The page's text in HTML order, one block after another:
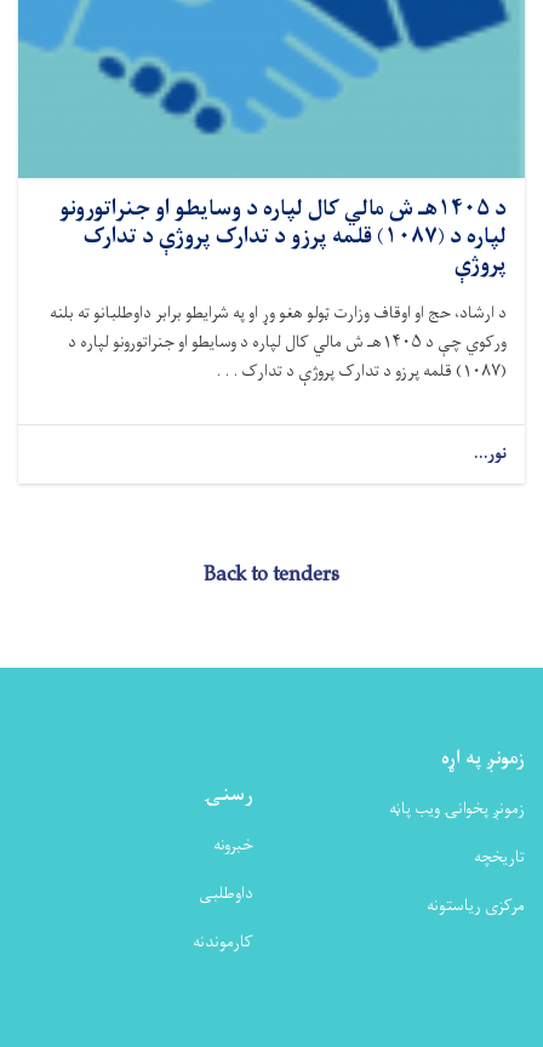
د ۱۴۰۵هـ ش مالي کال لپاره د وسایطو او جنراتورونو
لپاره د (۱۰۸۷) قلمه پرزو د تدارک پروژې د تدارک
پروژې
د ارشاد، حج او اوقاف وزارت ټولو هغو وړ او په شرایطو برابر داوطلبانو ته بلنه
ورکوي چې د ۱۴۰۵هـ ش مالي کال لپاره د وسایطو او جنراتورونو لپاره د
(۱۰۸۷) قلمه پرزو د تدارک پروژې د تدارک . . .
نور...
Back to tenders
زمونږ په اړه
زمونږ پخوانۍ ویب پاڼه
تاریخچه
مرکزی ریاستونه
رسنۍ
خبرونه
داوطلبی
کارموندنه